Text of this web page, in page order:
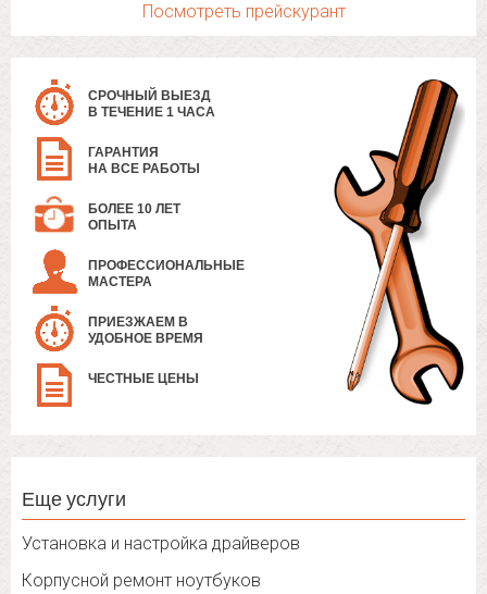
Посмотреть прейскурант
СРОЧНЫЙ ВЫЕЗД
В ТЕЧЕНИЕ 1 ЧАСА
ГАРАНТИЯ
НА ВСЕ РАБОТЫ
БОЛЕЕ 10 ЛЕТ
ОПЫТА
ПРОФЕССИОНАЛЬНЫЕ
МАСТЕРА
ПРИЕЗЖАЕМ В
УДОБНОЕ ВРЕМЯ
ЧЕСТНЫЕ ЦЕНЫ
Еще услуги
Установка и настройка драйверов
Корпусной ремонт ноутбуков